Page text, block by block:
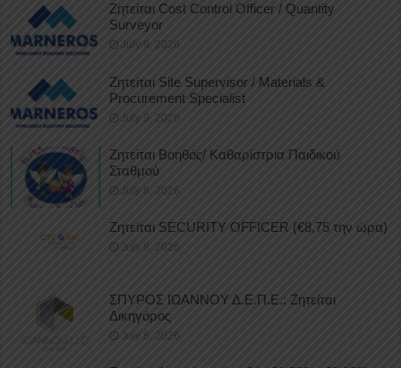
Ζητείται Cost Control Officer / Quantity
Surveyor
July 9, 2026
Ζητείται Site Supervisor / Materials &
Procurement Specialist
July 9, 2026
Ζητείται Βοηθός/ Καθαρίστρια Παιδικού
Σταθμού
July 8, 2026
Ζητείται SECURITY OFFICER (€8,75 την ώρα)
July 8, 2026
ΣΠΥΡΟΣ ΙΩΑΝΝΟΥ Δ.Ε.Π.Ε.: Ζητείται
Δικηγόρος
July 8, 2026